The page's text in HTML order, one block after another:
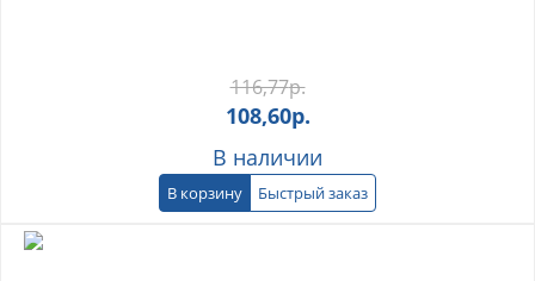
116,77р.
108,60р.
В наличии
В корзину Быстрый заказ